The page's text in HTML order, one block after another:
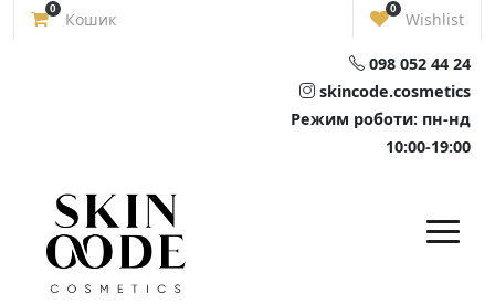
Skip
0
Кошик
0
Wishlist
098 052 44 24
skincode.cosmetics
Режим роботи: пн-нд
10:00-19:00